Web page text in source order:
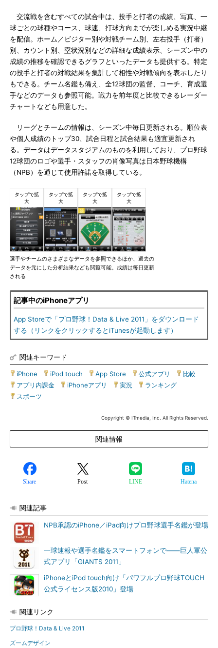
交流戦を含むすべての試合中は、投手と打者の成績、写真、一
球ごとの球種やコース、球速、打球方向までが楽しめる実況中継
を配信。ホーム／ビジター別や対戦チーム別、左右投手（打者）
別、カウント別、塁状況別などの詳細な成績表示、シーズン中の
成績の推移を確認できるグラフといったデータも提供する。特定
の投手と打者の対戦結果を集計して相性や対戦傾向を表示したり
もできる。チーム名鑑も備え、全12球団の監督、コーチ、育成選
手などのデータも参照可能。戦力を前年度と比較できるレーダー
チャートなども用意した。
リーグとチームの情報は、シーズン中毎日更新される。順位表
や個人成績のトップ30、試合日程と試合結果も適宜更新され
る。データはデータスタジアムのものを利用しており、プロ野球
12球団のロゴや選手・スタッフの肖像写真は日本野球機構
（NPB）を通じて使用許諾を取得している。
選手やチームのさまざまなデータを参照できるほか、過去の
データを元にした分析結果なども閲覧可能。成績は毎日更新
される
記事中のiPhoneアプリ
App Storeで「プロ野球！Data & Live 2011」をダウンロード
する（リンクをクリックするとiTunesが起動します）
関連キーワード
iPhone iPod touch App Store 公式アプリ 比較
アプリ内課金
iPhoneアプリ 実況 ランキング
スポーツ
Copyright © ITmedia, Inc. All Rights Reserved.
関連情報
Share Post LINE Hatena
関連記事
NPB承認のiPhone／iPad向けプロ野球選手名鑑が登場
一球速報や選手名鑑をスマートフォンで――巨人軍公
式アプリ「GIANTS 2011」
iPhoneとiPod touch向け「パワフルプロ野球TOUCH
公式ライセンス版2010」登場
関連リンク
プロ野球！Data & Live 2011
ズームデザイン